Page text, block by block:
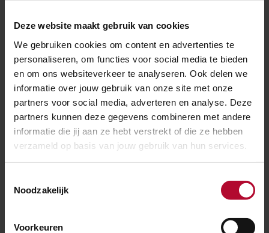
Deze website maakt gebruik van cookies
We gebruiken cookies om content en advertenties te
personaliseren, om functies voor social media te bieden
en om ons websiteverkeer te analyseren. Ook delen we
informatie over jouw gebruik van onze site met onze
partners voor social media, adverteren en analyse. Deze
partners kunnen deze gegevens combineren met andere
informatie die jij aan ze hebt verstrekt of die ze hebben
verzameld op basis van jouw gebruik van hun services.
Noodzakelijk
Voorkeuren
vloer, verlichting, plafond, wanden en tegels.
De opgefriste middentunnel gaat maandagochtend
27 augustus open en kan dan weer jaren mee.
Ben je tevreden over de informatie op
deze pagina?
Ja Nee
Spoorwerkcheck